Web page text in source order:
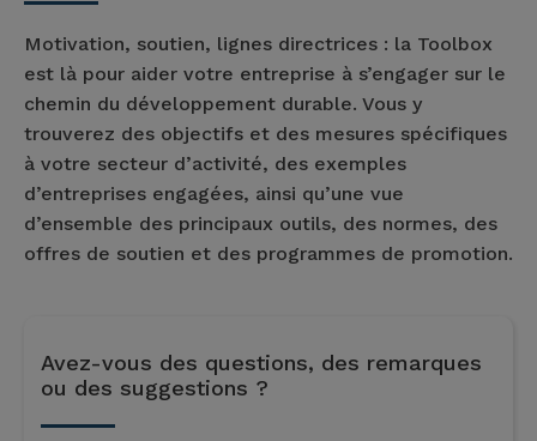
Motivation, soutien, lignes directrices : la Toolbox
est là pour aider votre entreprise à s’engager sur le
chemin du développement durable. Vous y
trouverez des objectifs et des mesures spécifiques
à votre secteur d’activité, des exemples
d’entreprises engagées, ainsi qu’une vue
d’ensemble des principaux outils, des normes, des
offres de soutien et des programmes de promotion.
Avez-vous des questions, des remarques
ou des suggestions ?